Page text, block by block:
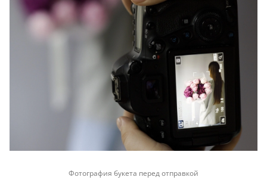
Фотография букета перед отправкой